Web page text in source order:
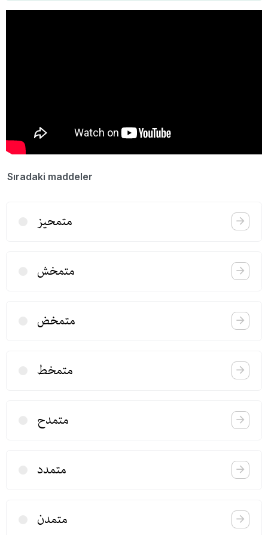
Sıradaki maddeler
متمحیز
متمخش
متمخض
متمخط
متمدح
متمدد
متمدن